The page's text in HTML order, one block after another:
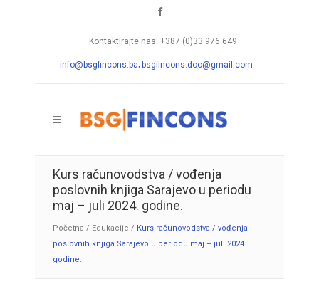
Kontaktirajte nas: +387 (0)33 976 649
info@bsgfincons.ba; bsgfincons.doo@gmail.com
Kurs računovodstva / vođenja
poslovnih knjiga Sarajevo u periodu
maj – juli 2024. godine.
Početna / Edukacije / Kurs računovodstva / vođenja
poslovnih knjiga Sarajevo u periodu maj – juli 2024.
godine.